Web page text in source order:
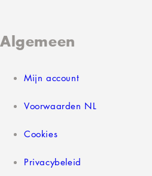
Algemeen
Mijn account
Voorwaarden NL
Cookies
Privacybeleid